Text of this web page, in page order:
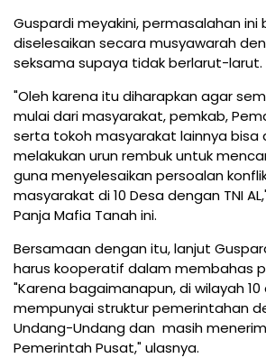
Guspardi meyakini, permasalahan ini
diselesaikan secara musyawarah
seksama supaya tidak berlarut-larut.
"Oleh karena itu diharapkan agar
mulai dari masyarakat, pemkab,
serta tokoh masyarakat lainnya bisa
melakukan urun rembuk untuk
guna menyelesaikan persoalan
masyarakat di 10 Desa dengan TNI
Panja Mafia Tanah ini.
Bersamaan dengan itu, lanjut
harus kooperatif dalam membahas
"Karena bagaimanapun, di wilayah
mempunyai struktur pemerintahan
Undang-Undang dan masih
Pemerintah Pusat," ulasnya.